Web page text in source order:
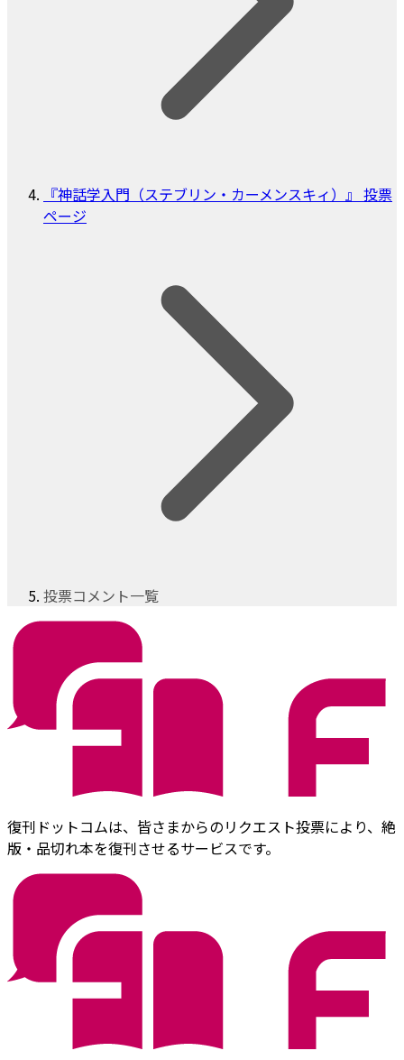
『神話学入門（ステブリン・カーメンスキィ）』 投票
ページ
投票コメント一覧
復刊ドットコムは、皆さまからのリクエスト投票により、絶
版・品切れ本を復刊させるサービスです。